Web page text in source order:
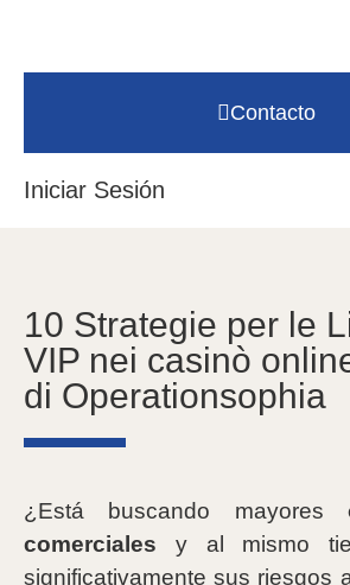
Contacto
Iniciar Sesión
10 Strategie per le
VIP nei casinò
di Operationsophia
¿Está buscando mayores
comerciales y al mismo
significativamente sus riesgos